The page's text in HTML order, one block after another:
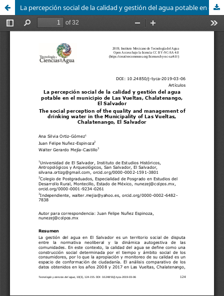
La percepción social de la calidad y gestión del agua potable en el municipio de Las Vueltas, Chalatenango, El Salvador / The social perception of the quality and management of drinking water in the Municipality of Las Vueltas, Chalatenango, El Salvador